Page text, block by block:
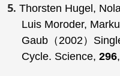
Thorsten Hugel,
Luis Moroder,
Gaub（2002）
Cycle. Science, 296